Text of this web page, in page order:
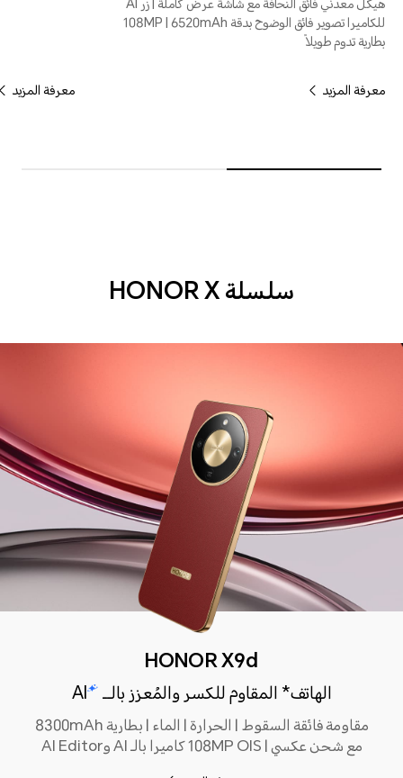
هيكل معدني فائق النحافة مع شاشة عرض كاملة | زر AI
للكاميرا تصوير فائق الوضوح بدقة 108MP | 6520mAh
بطارية تدوم طويلاً
معرفة المزيد معرفة المزيد
سلسلة HONOR X
HONOR X9d
الهاتف* المقاوم للكسر والمُعزز بالــ AI
مقاومة فائقة السقوط | الحرارة | الماء | بطارية 8300mAh
مع شحن عكسي | 108MP OIS كاميرا بالـ AI وAI Editor